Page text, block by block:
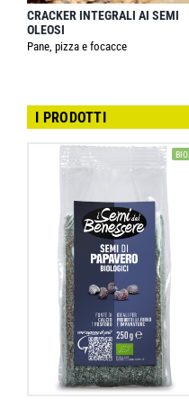
CRACKER INTEGRALI AI SEMI
OLEOSI
Pane, pizza e focacce
I PRODOTTI
BIO